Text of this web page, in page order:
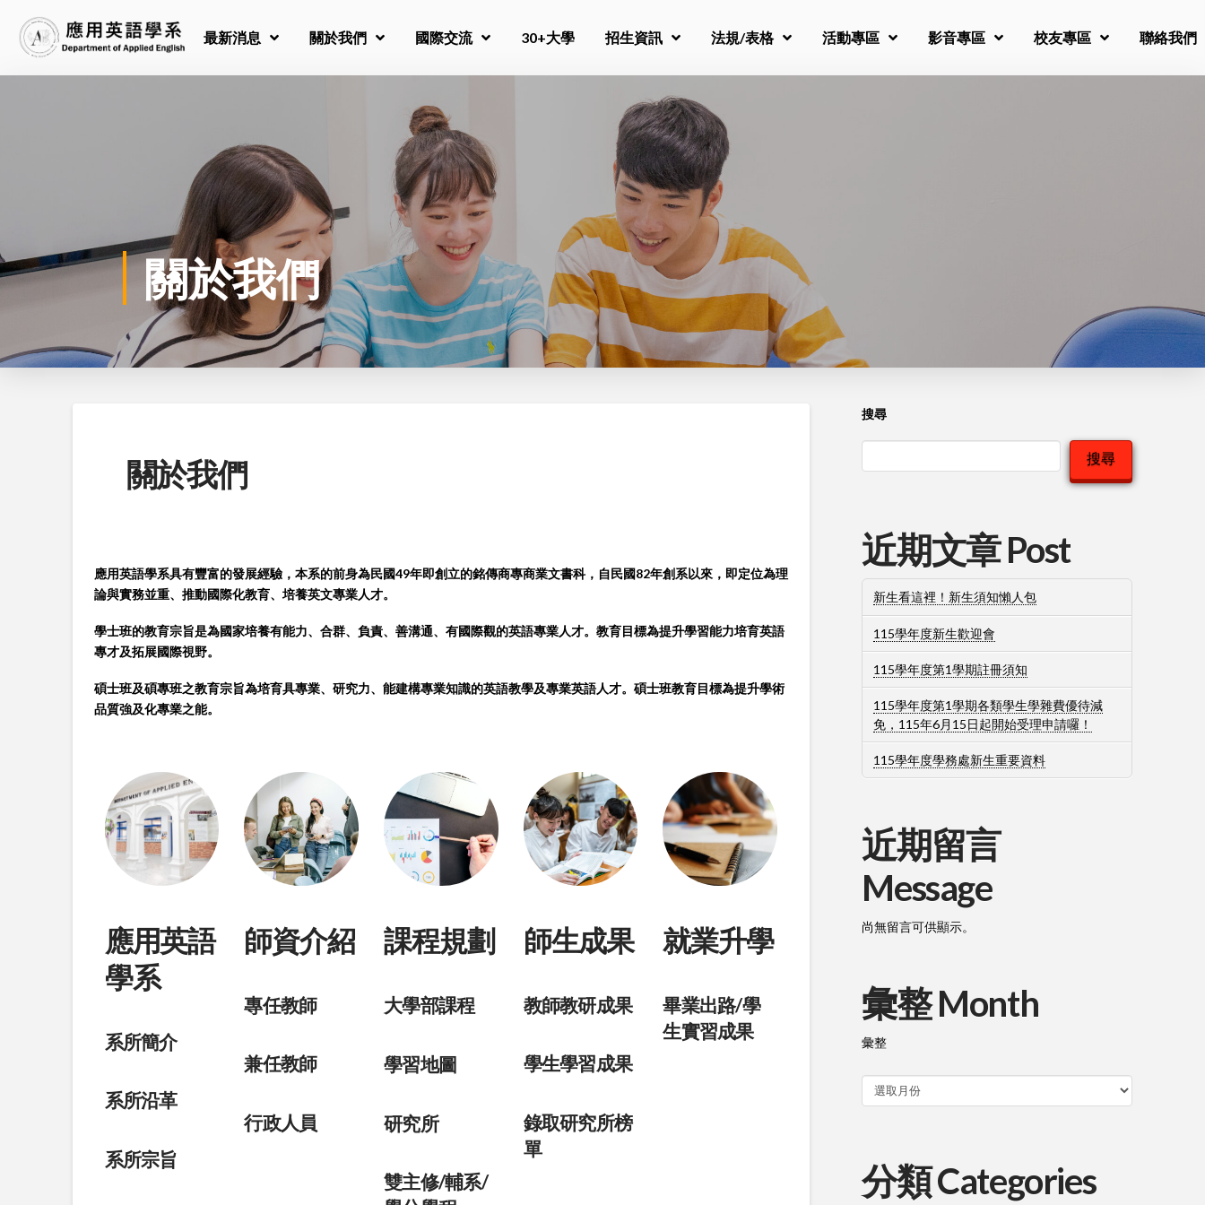
最新消息 關於我們 國際交流 30+大學 招生資訊 法規/表格 活動專區 影音專區 校友專區 聯絡我們
關於我們
關於我們
應用英語學系具有豐富的發展經驗，本系的前身為民國49年即創立的銘傳商專商業文書科，自民國82年創系以來，即定位為理
論與實務並重、推動國際化教育、培養英文專業人才。
學士班的教育宗旨是為國家培養有能力、合群、負責、善溝通、有國際觀的英語專業人才。教育目標為提升學習能力培育英語
專才及拓展國際視野。
碩士班及碩專班之教育宗旨為培育具專業、研究力、能建構專業知識的英語教學及專業英語人才。碩士班教育目標為提升學術
品質強及化專業之能。
應用英語
學系
系所簡介
系所沿革
系所宗旨
師資介紹
專任教師
兼任教師
行政人員
課程規劃
大學部課程
學習地圖
研究所
雙主修/輔系/
師生成果
教師教研成果
學生學習成果
錄取研究所榜
單
就業升學
畢業出路/學
生實習成果
搜尋
搜尋
近期文章 Post
新生看這裡！新生須知懶人包
115學年度新生歡迎會
115學年度第1學期註冊須知
115學年度第1學期各類學生學雜費優待減
免，115年6月15日起開始受理申請囉！
115學年度學務處新生重要資料
近期留言
Message
尚無留言可供顯示。
彙整 Month
彙整
分類 Categories